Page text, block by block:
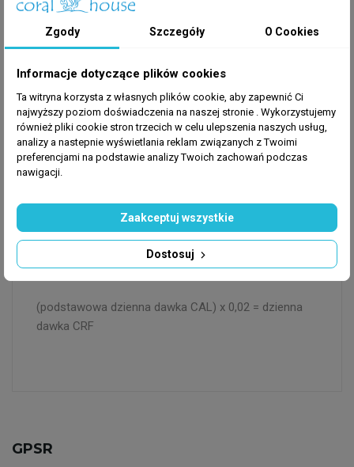
- Zawiera zarówno płynne, jak i stałe pożywienie.
rafy mikroorganizmów.
- Zawiera aminokwasy, witaminy, kwasy tłuszczowe i
mikroelementy.
- Pomaga naprawić przyczynę "efektu zazielenienia",
co prowadzi do poprawy bartw pigmentów.
Energicznie wstrząsnąć!Dawka 0,02 ml na każdy 1
ml podstawowej dawki dobowej CAL.
późnym wieczorem!
(podstawowa dzienna dawka CAL) x 0,02 = dzienna
dawka CRF
GPSR
Zgody Szczegóły O Cookies
Informacje dotyczące plików cookies
Ta witryna korzysta z własnych plików cookie, aby zapewnić Ci
najwyższy poziom doświadczenia na naszej stronie . Wykorzystujemy
również pliki cookie stron trzecich w celu ulepszenia naszych usług,
analizy a nastepnie wyświetlania reklam związanych z Twoimi
preferencjami na podstawie analizy Twoich zachowań podczas
nawigacji.
Dostosuj
Zaakceptuj wszystkie